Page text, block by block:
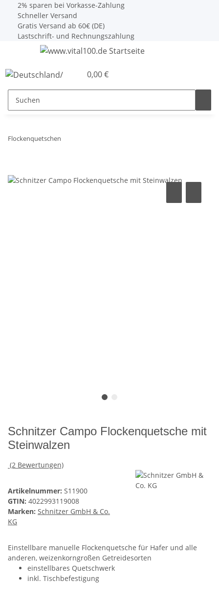
2% sparen bei Vorkasse-Zahlung
Schneller Versand
Gratis Versand ab 60€ (DE)
Lastschrift- und Rechnungszahlung
0,00 €
Flockenquetschen
Schnitzer Campo Flockenquetsche mit
Steinwalzen
(2 Bewertungen)
Artikelnummer: S11900
GTIN: 4022993119008
Marken: Schnitzer GmbH & Co.
KG
Einstellbare manuelle Flockenquetsche für Hafer und alle
anderen, weizenkorngroßen Getreidesorten
einstellbares Quetschwerk
inkl. Tischbefestigung